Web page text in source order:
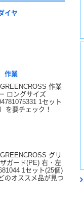
イヤ
作業
作業
ロングサイズ
1セット
を要チェック！
グリ
ガード(PE) 右・左
1セット(25個)
のオススメ品が見つ